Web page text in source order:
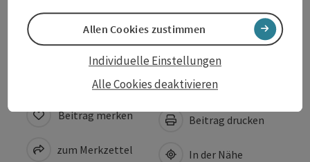
Barrierefreiheit
Beitrag merken
zum Merkzettel
Beitrag drucken
In der Nähe
Alle Cookies deaktivieren
Individuelle Einstellungen
Allen Cookies zustimmen